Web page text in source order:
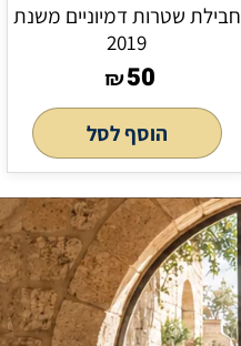
חבילת שטרות דמיוניים משנת
2019
₪50
הוסף לסל